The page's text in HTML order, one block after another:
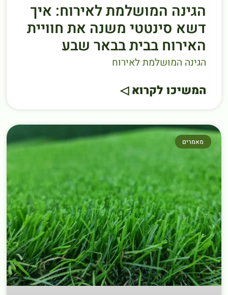
הגינה המושלמת לאירוח: איך
דשא סינטטי משנה את חוויית
האירוח בבית בבאר שבע
הגינה המושלמת לאירוח
המשיכו לקרוא ◁
מאמרים